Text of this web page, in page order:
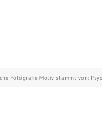
Fotografie-Motiv stammt von: